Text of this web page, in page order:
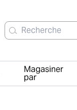
Recherche
Magasiner
par